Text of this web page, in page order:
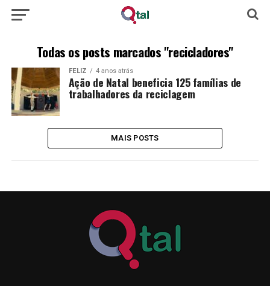
Todas os posts marcados "recicladores"
FELIZ 4 anos atrás
Ação de Natal beneficia 125 famílias de
trabalhadores da reciclagem
MAIS POSTS